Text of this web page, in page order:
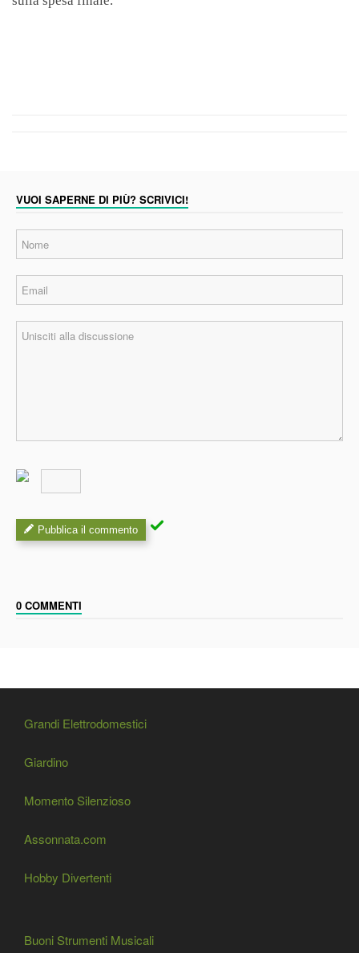
VUOI SAPERNE DI PIÙ? SCRIVICI!
Pubblica il commento
0 COMMENTI
Grandi Elettrodomestici
Giardino
Momento Silenzioso
Assonnata.com
Hobby Divertenti
Buoni Strumenti Musicali